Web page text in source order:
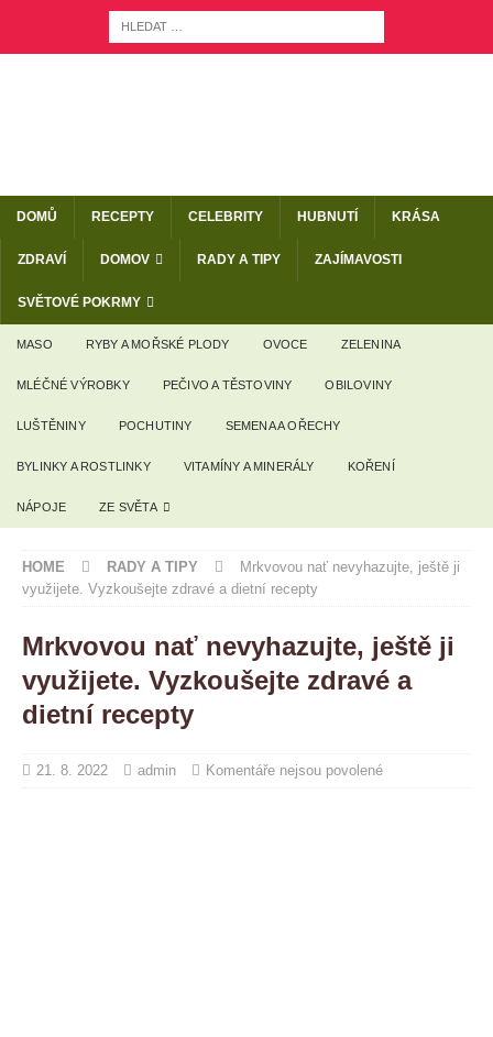
DOMŮ RECEPTY CELEBRITY HUBNUTÍ KRÁSA
ZDRAVÍ DOMOV RADY A TIPY ZAJÍMAVOSTI
SVĚTOVÉ POKRMY
MASO RYBY A MOŘSKÉ PLODY OVOCE ZELENINA
MLÉČNÉ VÝROBKY PEČIVO A TĚSTOVINY OBILOVINY
LUŠTĚNINY POCHUTINY SEMENA A OŘECHY
BYLINKY A ROSTLINKY VITAMÍNY A MINERÁLY KOŘENÍ
NÁPOJE ZE SVĚTA
HOME RADY A TIPY
Mrkvovou nať nevyhazujte, ještě ji
využijete. Vyzkoušejte zdravé a dietní recepty
Mrkvovou nať nevyhazujte, ještě ji
využijete. Vyzkoušejte zdravé a
dietní recepty
21. 8. 2022 admin Komentáře nejsou povolené